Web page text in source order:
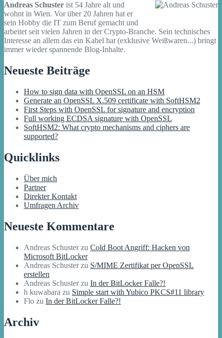
Andreas Schuster ist 54 Jahre alt und
wohnt in Wien. Vor über 20 Jahren hat er
sein Hobby die IT zum Beruf gemacht und
arbeitet seit vielen Jahren in der Crypto-Branche. Sein technisches
Interesse an allem das ein Kabel hat (exklusive Weißwaren...) bringt
immer wieder spannende Blog-Inhalte.
Neueste Beiträge
How to sign data with OpenSSL on an HSM
Generate an OpenSSL X.509 certificate with SoftHSM2
First Steps with OpenSSL for signature and encryption
Full working ECDSA signature with OpenSSL
SoftHSM2: What crypto mechanisms and ciphers are
supported?
Quicklinks
Über mich
Partner
Direkter Kontakt
Umfragen Archiv
Neueste Kommentare
Andreas Schusterzu Cold Boot Angriff: Hacken von
Microsoft BitLocker
Andreas Schusterzu S/MIME Zertifikat per OpenSSL
erstellen
Andreas Schusterzu In der BitLocker Falle?!
h kuwabara zu Simple start with Yubico PKCS#11 library
Flo zu In der BitLocker Falle?!
Archiv